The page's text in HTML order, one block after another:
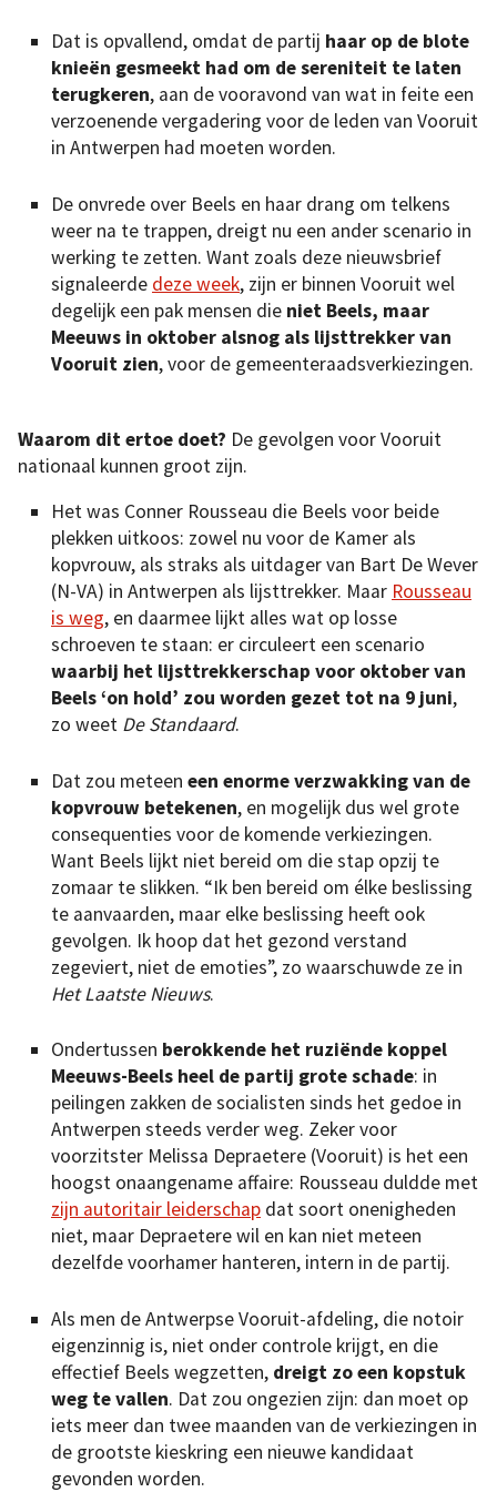
Dat is opvallend, omdat de partij haar op de blote
knieën gesmeekt had om de sereniteit te laten
terugkeren, aan de vooravond van wat in feite een
verzoenende vergadering voor de leden van Vooruit
in Antwerpen had moeten worden.
De onvrede over Beels en haar drang om telkens
weer na te trappen, dreigt nu een ander scenario in
werking te zetten. Want zoals deze nieuwsbrief
signaleerde deze week, zijn er binnen Vooruit wel
degelijk een pak mensen die niet Beels, maar
Meeuws in oktober alsnog als lijsttrekker van
Vooruit zien, voor de gemeenteraadsverkiezingen.
Waarom dit ertoe doet? De gevolgen voor Vooruit
nationaal kunnen groot zijn.
Het was Conner Rousseau die Beels voor beide
plekken uitkoos: zowel nu voor de Kamer als
kopvrouw, als straks als uitdager van Bart De Wever
(N-VA) in Antwerpen als lijsttrekker. Maar Rousseau
is weg, en daarmee lijkt alles wat op losse
schroeven te staan: er circuleert een scenario
waarbij het lijsttrekkerschap voor oktober van
Beels ‘on hold’ zou worden gezet tot na 9 juni,
zo weet De Standaard.
Dat zou meteen een enorme verzwakking van de
kopvrouw betekenen, en mogelijk dus wel grote
consequenties voor de komende verkiezingen.
Want Beels lijkt niet bereid om die stap opzij te
zomaar te slikken. “Ik ben bereid om élke beslissing
te aanvaarden, maar elke beslissing heeft ook
gevolgen. Ik hoop dat het gezond verstand
zegeviert, niet de emoties”, zo waarschuwde ze in
Het Laatste Nieuws.
Ondertussen berokkende het ruziënde koppel
Meeuws-Beels heel de partij grote schade: in
peilingen zakken de socialisten sinds het gedoe in
Antwerpen steeds verder weg. Zeker voor
voorzitster Melissa Depraetere (Vooruit) is het een
hoogst onaangename affaire: Rousseau duldde met
zijn autoritair leiderschap dat soort onenigheden
niet, maar Depraetere wil en kan niet meteen
dezelfde voorhamer hanteren, intern in de partij.
Als men de Antwerpse Vooruit-afdeling, die notoir
eigenzinnig is, niet onder controle krijgt, en die
effectief Beels wegzetten, dreigt zo een kopstuk
weg te vallen. Dat zou ongezien zijn: dan moet op
iets meer dan twee maanden van de verkiezingen in
de grootste kieskring een nieuwe kandidaat
gevonden worden.